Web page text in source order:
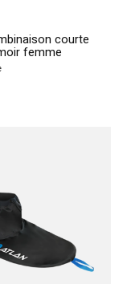
courte
femme